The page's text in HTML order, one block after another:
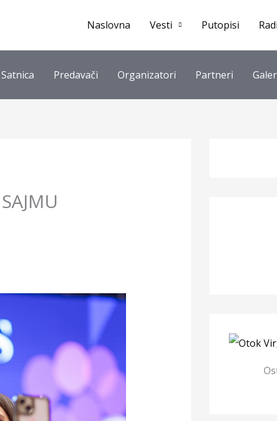
Naslovna Vesti Putopisi
Satnica Predavači Organizatori Partneri